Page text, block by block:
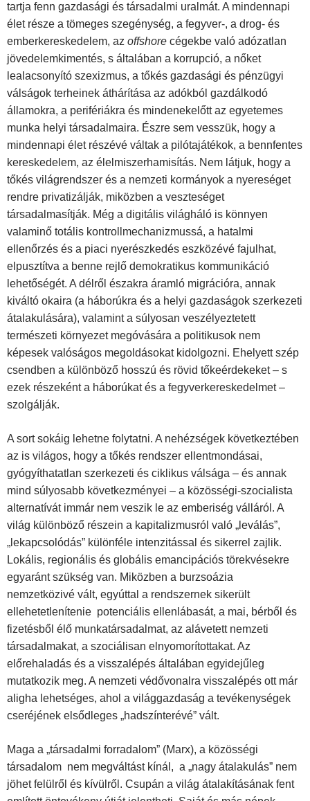
tartja fenn gazdasági és társadalmi uralmát. A mindennapi
élet része a tömeges szegénység, a fegyver-, a drog- és
emberkereskedelem, az offshore cégekbe való adózatlan
jövedelemkimentés, s általában a korrupció, a nőket
lealacsonyító szexizmus, a tőkés gazdasági és pénzügyi
válságok terheinek áthárítása az adókból gazdálkodó
államokra, a perifériákra és mindenekelőtt az egyetemes
munka helyi társadalmaira. Észre sem vesszük, hogy a
mindennapi élet részévé váltak a pilótajátékok, a bennfentes
kereskedelem, az élelmiszerhamisítás. Nem látjuk, hogy a
tőkés világrendszer és a nemzeti kormányok a nyereséget
rendre privatizálják, miközben a veszteséget
társadalmasítják. Még a digitális világháló is könnyen
valaminő totális kontrollmechanizmussá, a hatalmi
ellenőrzés és a piaci nyerészkedés eszközévé fajulhat,
elpusztítva a benne rejlő demokratikus kommunikáció
lehetőségét. A délről északra áramló migrációra, annak
kiváltó okaira (a háborúkra és a helyi gazdaságok szerkezeti
átalakulására), valamint a súlyosan veszélyeztetett
természeti környezet megóvására a politikusok nem
képesek valóságos megoldásokat kidolgozni. Ehelyett szép
csendben a különböző hosszú és rövid tőkeérdekeket – s
ezek részeként a háborúkat és a fegyverkereskedelmet –
szolgálják.
A sort sokáig lehetne folytatni. A nehézségek következtében
az is világos, hogy a tőkés rendszer ellentmondásai,
gyógyíthatatlan szerkezeti és ciklikus válsága – és annak
mind súlyosabb következményei – a közösségi-szocialista
alternatívát immár nem veszik le az emberiség válláról. A
világ különböző részein a kapitalizmusról való „leválás”,
„lekapcsolódás” különféle intenzitással és sikerrel zajlik.
Lokális, regionális és globális emancipációs törekvésekre
egyaránt szükség van. Miközben a burzsoázia
nemzetközivé vált, egyúttal a rendszernek sikerült
ellehetetlenítenie potenciális ellenlábasát, a mai, bérből és
fizetésből élő munkatársadalmat, az alávetett nemzeti
társadalmakat, a szociálisan elnyomorítottakat. Az
előrehaladás és a visszalépés általában egyidejűleg
mutatkozik meg. A nemzeti védővonalra visszalépés ott már
aligha lehetséges, ahol a világgazdaság a tevékenységek
cseréjének elsődleges „hadszínterévé” vált.
Maga a „társadalmi forradalom” (Marx), a közösségi
társadalom nem megváltást kínál, a „nagy átalakulás” nem
jöhet felülről és kívülről. Csupán a világ átalakításának fent